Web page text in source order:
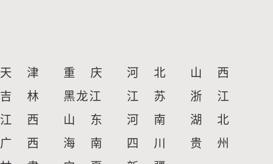
天 津 重 庆 河 北
山 西
吉 林 黑龙江 江 苏
浙 江
江 西 山 东 河 南
湖 北
广 西 海 南 四 川
贵 州